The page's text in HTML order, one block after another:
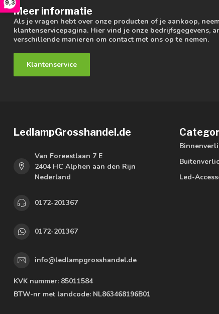
9,3
Meer informatie
Als je vragen hebt over onze producten of je aankoop,
klantenservicepagina. Hier vind je onze bedrijfsgegevens,
verschillende manieren om contact met ons op te nemen.
Klantenservice
LedlampGrosshandel.de
Van Foreestlaan 7 E
2404 HC Alphen aan den Rijn
Nederland
0172-201367
0172-201367
info@ledlampgrosshandel.de
KVK nummer: 85011584
BTW-nr met landcode: NL863468196B01
Led-